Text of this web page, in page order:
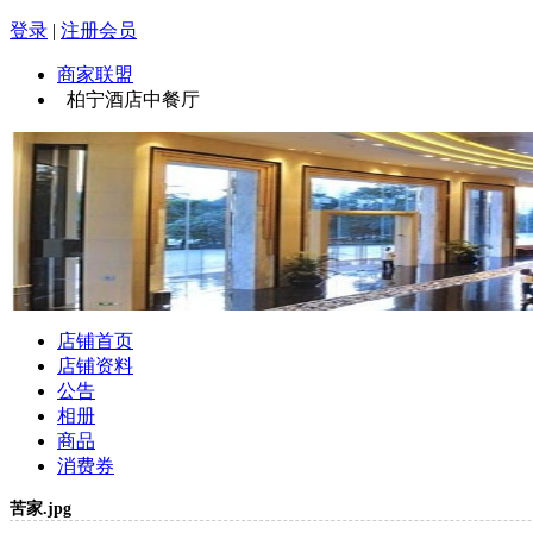
登录 | 注册会员
商家联盟
柏宁酒店中餐厅
店铺首页
店铺资料
公告
相册
商品
消费券
苦家.jpg